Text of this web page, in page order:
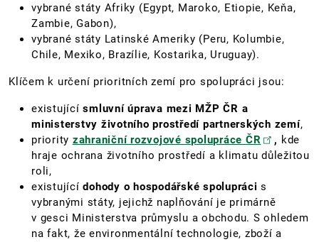
vybrané státy Afriky (Egypt, Maroko, Etiopie, Keňa,
Zambie, Gabon),
vybrané státy Latinské Ameriky (Peru, Kolumbie,
Chile, Mexiko, Brazílie, Kostarika, Uruguay).
Klíčem k určení prioritních zemí pro spolupráci jsou:
existujícísmluvní úprava mezi MŽP ČR a
ministerstvy životního prostředí partnerských zemí,
priority zahraniční rozvojové spolupráce ČR , kde
hraje ochrana životního prostředí a klimatu důležitou
roli,
existujícídohody o hospodářské spolupráci s
vybranými státy, jejichž naplňování je primárně
v gesci Ministerstva průmyslu a obchodu. S ohledem
na fakt, že environmentální technologie, zboží a